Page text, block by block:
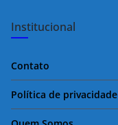
Institucional
Contato
Política de privacidade